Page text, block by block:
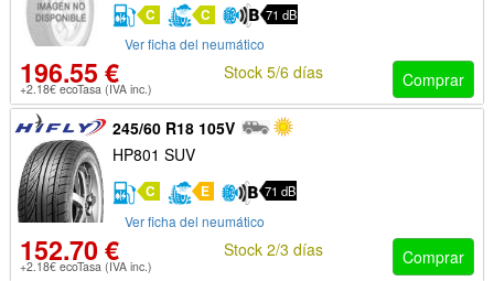
C C 71 dB
Ver ficha del neumático
196.55 €
+2.18€ ecoTasa (IVA inc.) Comprar
Stock 5/6 días
245/60 R18 105V
HP801 SUV
C E 71 dB
Ver ficha del neumático
152.70 €
+2.18€ ecoTasa (IVA inc.) Comprar
Stock 2/3 días